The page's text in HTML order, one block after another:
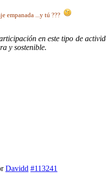
empanada ...y tú ???
en este tipo de
y sostenible.
Davidd #113241